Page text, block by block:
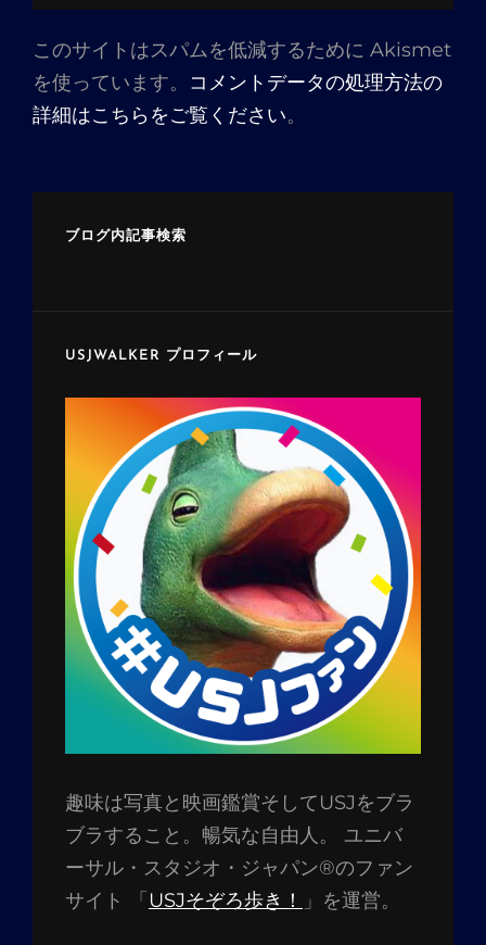
このサイトはスパムを低減するために Akismet
を使っています。 コメントデータの処理方法の
詳細はこちらをご覧ください。
ブログ内記事検索
USJWALKER プロフィール
趣味は写真と映画鑑賞そしてUSJをブラ
ブラすること。暢気な自由人。 ユニバ
ーサル・スタジオ・ジャパン®のファン
サイト 「 USJそぞろ歩き！ 」を運営。